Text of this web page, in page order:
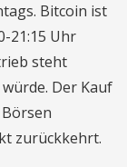
Bitcoin ist
21:15 Uhr
steht
Der Kauf
zurückkehrt.